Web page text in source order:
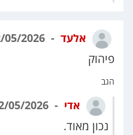
אלעד
פיהוק
הגב
אדי
נכון מאוד.